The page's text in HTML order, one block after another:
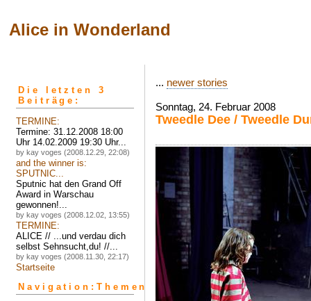
Alice in Wonderland
Die letzten 3
Beiträge:
TERMINE:
Termine: 31.12.2008 18:00
Uhr 14.02.2009 19:30 Uhr...
by kay voges (2008.12.29, 22:08)
and the winner is:
SPUTNIC...
Sputnic hat den Grand Off
Award in Warschau
gewonnen!...
by kay voges (2008.12.02, 13:55)
TERMINE:
ALICE // ...und verdau dich
selbst Sehnsucht,du! //...
by kay voges (2008.11.30, 22:17)
Startseite
Navigation:Themen
... newer stories
Sonntag, 24. Februar 2008
Tweedle Dee / Tweedle